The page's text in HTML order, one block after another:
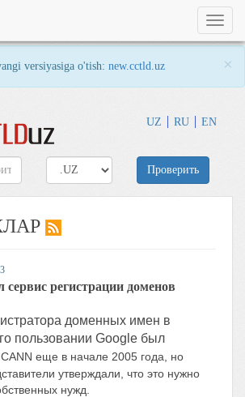
versiyasiga o'tish: new.cctld.uz ×
UZ RU EN
Toggle
Проверить
сервис регистрации доменов
доменных имен в
пользовании Google был
еще в начале 2005 года, но
утверждали, что это нужно
нужд.